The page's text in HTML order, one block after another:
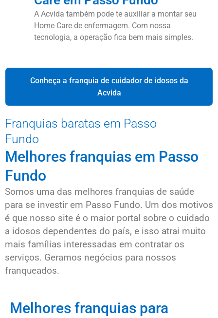
A Acvida também pode te auxiliar a montar seu
Home Care de enfermagem. Com nossa
tecnologia, a operação fica bem mais simples.
Conheça a franquia de cuidador de idosos da
Acvida
Franquias baratas em Passo
Fundo
Melhores franquias em Passo
Fundo
Somos uma das melhores franquias de saúde
para se investir em Passo Fundo. Um dos motivos
é que nosso site é o maior portal sobre o cuidado
a idosos dependentes do país, e isso atrai muito
mais famílias interessadas em contratar os
serviços. Geramos negócios para nossos
franqueados.
Melhores franquias para